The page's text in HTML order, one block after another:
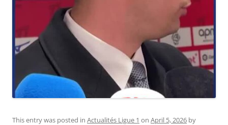
This entry was posted in Actualités Ligue 1 on April 5, 2026 by